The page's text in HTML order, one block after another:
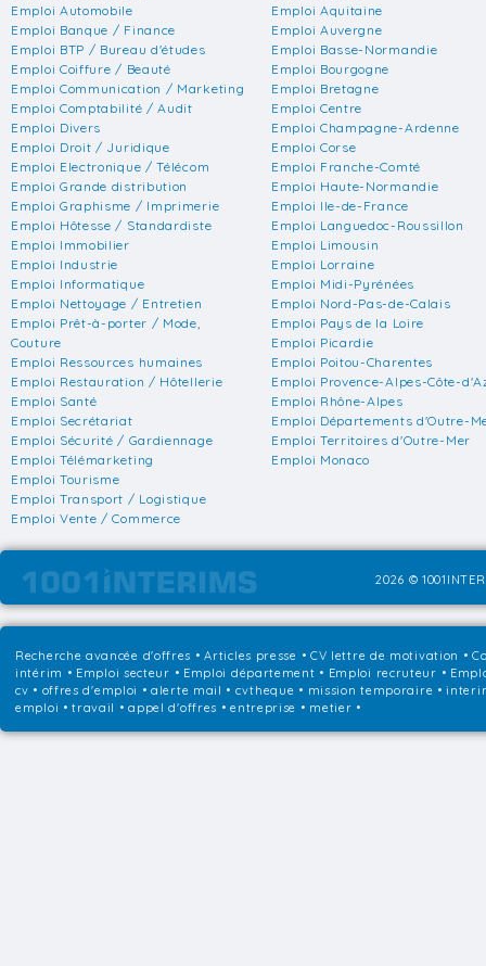
Emploi Automobile
Emploi Banque / Finance
Emploi BTP / Bureau d'études
Emploi Coiffure / Beauté
Emploi Communication / Marketing
Emploi Comptabilité / Audit
Emploi Divers
Emploi Droit / Juridique
Emploi Electronique / Télécom
Emploi Grande distribution
Emploi Graphisme / Imprimerie
Emploi Hôtesse / Standardiste
Emploi Immobilier
Emploi Industrie
Emploi Informatique
Emploi Nettoyage / Entretien
Emploi Prêt-à-porter / Mode,
Couture
Emploi Ressources humaines
Emploi Restauration / Hôtellerie
Emploi Santé
Emploi Secrétariat
Emploi Sécurité / Gardiennage
Emploi Télémarketing
Emploi Tourisme
Emploi Transport / Logistique
Emploi Vente / Commerce
Emploi Aquitaine
Emploi Auvergne
Emploi Basse-Normandie
Emploi Bourgogne
Emploi Bretagne
Emploi Centre
Emploi Champagne-Ardenne
Emploi Corse
Emploi Franche-Comté
Emploi Haute-Normandie
Emploi Ile-de-France
Emploi Languedoc-Roussillon
Emploi Limousin
Emploi Lorraine
Emploi Midi-Pyrénées
Emploi Nord-Pas-de-Calais
Emploi Pays de la Loire
Emploi Picardie
Emploi Poitou-Charentes
Emploi Provence-Alpes-Côte-
Emploi Rhône-Alpes
Emploi Départements d'Outre-
Emploi Territoires d'Outre-Mer
Emploi Monaco
2026 ©
Recherche avancée d'offres •Articles presse • CV lettre de motivation •
intérim • Emploi secteur • Emploi département • Emploi recruteur •
cv • offres d'emploi • alerte mail • cvtheque • mission temporaire •
emploi • travail • appel d'offres • entreprise • metier •